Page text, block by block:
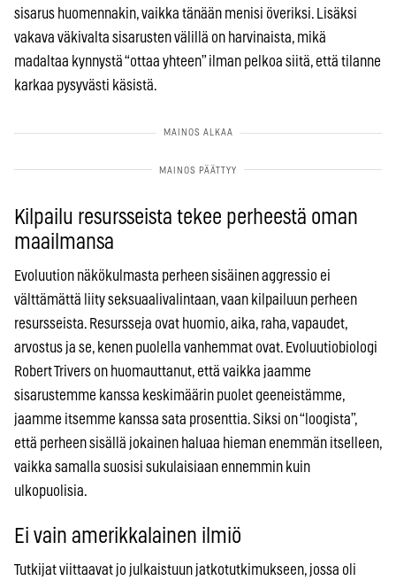
sisarus huomennakin, vaikka tänään menisi överiksi. Lisäksi
vakava väkivalta sisarusten välillä on harvinaista, mikä
madaltaa kynnystä “ottaa yhteen” ilman pelkoa siitä, että tilanne
karkaa pysyvästi käsistä.
Kilpailu resursseista tekee perheestä oman
maailmansa
Evoluution näkökulmasta perheen sisäinen aggressio ei
välttämättä liity seksuaalivalintaan, vaan kilpailuun perheen
resursseista. Resursseja ovat huomio, aika, raha, vapaudet,
arvostus ja se, kenen puolella vanhemmat ovat. Evoluutiobiologi
Robert Trivers on huomauttanut, että vaikka jaamme
sisarustemme kanssa keskimäärin puolet geeneistämme,
jaamme itsemme kanssa sata prosenttia. Siksi on “loogista”,
että perheen sisällä jokainen haluaa hieman enemmän itselleen,
vaikka samalla suosisi sukulaisiaan ennemmin kuin
ulkopuolisia.
Ei vain amerikkalainen ilmiö
Tutkijat viittaavat jo julkaistuun jatkotutkimukseen, jossa oli